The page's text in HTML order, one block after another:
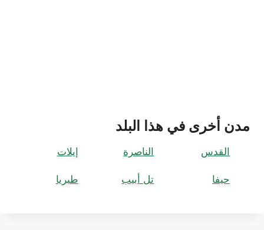
مدن أخرى في هذا البلد
القدس الناصرة إيلات
حيفا تل أبيب طبريا